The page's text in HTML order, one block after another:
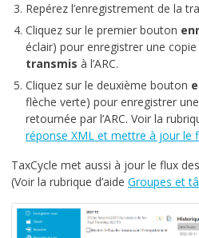
Repérez l’enregistrement de la
Cliquez sur le premier bouton
éclair) pour enregistrer une
transmis à l’ARC.
Cliquez sur le deuxième bouton
flèche verte) pour enregistrer
retournée par l’ARC. Voir la
réponse XML et mettre à jour le
TaxCycle met aussi à jour le flux
(Voir la rubrique d’aide Groupes et